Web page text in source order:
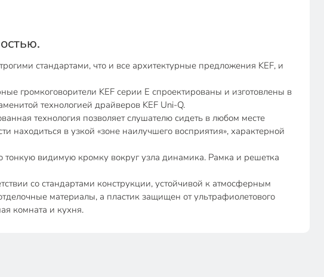
стандартами, что и все архитектурные предложения KEF, и
громкоговорители KEF серии E спроектированы и изготовлены в
технологией драйверов KEF Uni-Q.
технология позволяет слушателю сидеть в любом месте
находиться в узкой «зоне наилучшего восприятия», характерной
тонкую видимую кромку вокруг узла динамика. Рамка и решетка
со стандартами конструкции, устойчивой к атмосферным
материалы, а пластик защищен от ультрафиолетового
комната и кухня.